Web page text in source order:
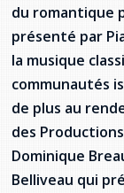
du romantique
présenté par
la musique
communautés
de plus au
des
Dominique
Belliveau qui